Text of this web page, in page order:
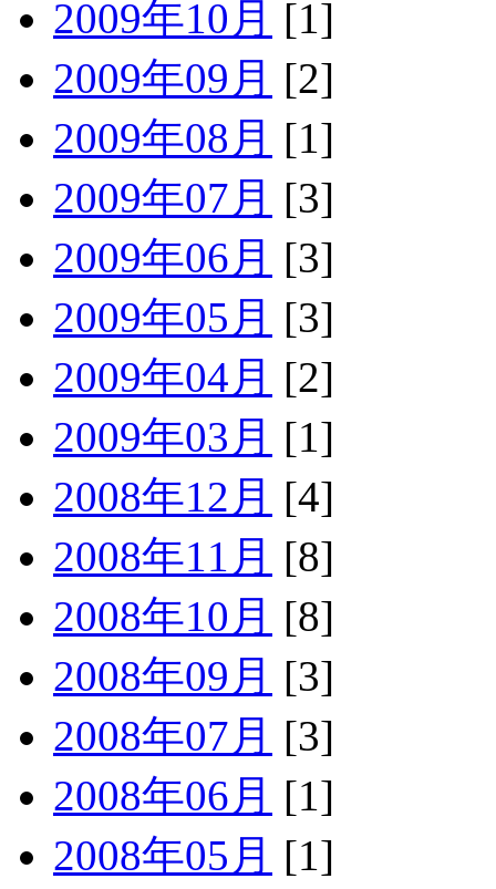
2009年10月 [1]
2009年09月 [2]
2009年08月 [1]
2009年07月 [3]
2009年06月 [3]
2009年05月 [3]
2009年04月 [2]
2009年03月 [1]
2008年12月 [4]
2008年11月 [8]
2008年10月 [8]
2008年09月 [3]
2008年07月 [3]
2008年06月 [1]
2008年05月 [1]